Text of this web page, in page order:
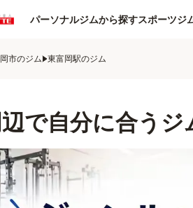
パーソナルジムから探すスポーツジ
市のジム 東富岡駅のジム
で自分に合うジ